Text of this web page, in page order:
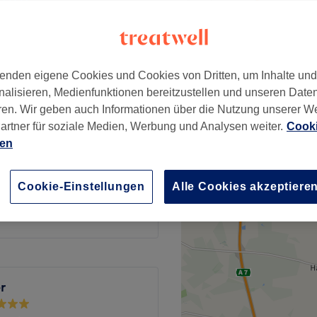
30 Min. | EWZ 30 Min.
50 €
25 €
eigene Cookies und Cookies von Dritten, um Inhalte
Medienfunktionen bereitzustellen und unseren
Wir geben auch Informationen über die Nutzung unserer
für soziale Medien, Werbung und Analysen weiter.
Cookie-Einstellungen Alle Cookies akzeptieren